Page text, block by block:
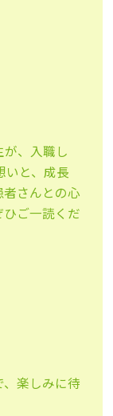
、入職し
いと、成長
さんとの心
ご一読くだ
楽しみに待